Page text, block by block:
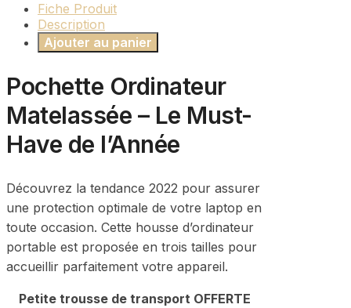
Fiche Produit
Description
Ajouter au panier
Pochette Ordinateur
Matelassée – Le Must-
Have de l’Année
Découvrez la tendance 2022 pour assurer
une protection optimale de votre laptop en
toute occasion. Cette housse d’ordinateur
portable est proposée en trois tailles pour
accueillir parfaitement votre appareil.
Petite trousse de transport OFFERTE